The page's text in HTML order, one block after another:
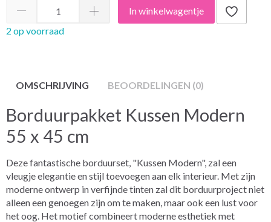
In winkelwagentje
2 op voorraad
OMSCHRIJVING BEOORDELINGEN (0)
Borduurpakket Kussen Modern
55 x 45 cm
Deze fantastische borduurset, "Kussen Modern", zal een
vleugje elegantie en stijl toevoegen aan elk interieur. Met zijn
moderne ontwerp in verfijnde tinten zal dit borduurproject niet
alleen een genoegen zijn om te maken, maar ook een lust voor
het oog. Het motief combineert moderne esthetiek met